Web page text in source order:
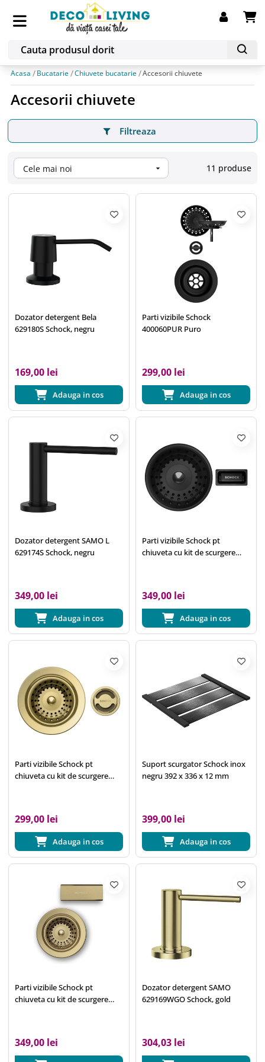
Acasa Bucatarie Chiuvete bucatarie Accesorii chiuvete
Accesorii chiuvete
Filtreaza
Cele mai noi  11 produse
Dozator detergent Bela
629180S Schock, negru
169,00 lei
Adauga in cos
Parti vizibile Schock
400060PUR Puro
299,00 lei
Adauga in cos
Dozator detergent SAMO L
629174S Schock, negru
349,00 lei
Adauga in cos
Parti vizibile Schock pt
chiuveta cu kit de scurgere
349,00 lei
Adauga in cos
Parti vizibile Schock pt
chiuveta cu kit de scurgere
Gold
299,00 lei
Adauga in cos
Suport scurgator Schock inox
negru 392 x 336 x 12 mm
399,00 lei
Adauga in cos
Parti vizibile Schock pt
chiuveta cu kit de scurgere
349,00 lei
Dozator detergent SAMO
629169WGO Schock, gold
304,03 lei